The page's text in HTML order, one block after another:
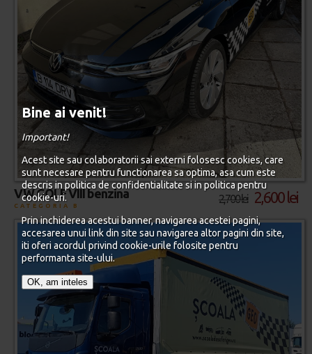
2,700 lei 2,600 lei
VW GOLF VIII benzina
CATEGORIA B
Bine ai venit!
Important!
Acest site sau colaboratorii sai externi folosesc cookies, care
sunt necesare pentru functionarea sa optima, asa cum este
descris in politica de confidentialitate si in politica pentru
cookie-uri.
Prin inchiderea acestui banner, navigarea acestei pagini,
accesarea unui link din site sau navigarea altor pagini din site,
iti oferi acordul privind cookie-urile folosite pentru
performanta site-ului.
OK, am inteles